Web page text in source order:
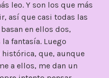
leo. Y son los que más
así que casi todas las
en ellos dos,
fantasía. Luego
que, aunque
a ellos, me dan un